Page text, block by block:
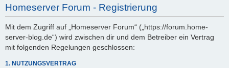
Homeserver Forum - Registrierung
Mit dem Zugriff auf „Homeserver Forum“ („https://forum.home-
server-blog.de“) wird zwischen dir und dem Betreiber ein Vertrag
mit folgenden Regelungen geschlossen:
1. NUTZUNGSVERTRAG